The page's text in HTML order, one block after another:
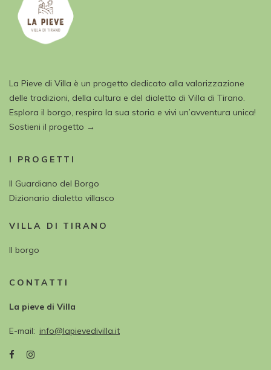
La Pieve di Villa è un progetto dedicato alla valorizzazione
delle tradizioni, della cultura e del dialetto di Villa di Tirano.
Esplora il borgo, respira la sua storia e vivi un’avventura unica!
Sostieni il progetto →
I PROGETTI
Il Guardiano del Borgo
Dizionario dialetto villasco
VILLA DI TIRANO
Il borgo
CONTATTI
La pieve di Villa
E-mail info@lapievedivilla.it